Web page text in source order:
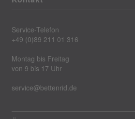
Service-Telefon
+49 (0)89 211 01 316
Montag bis Freitag
von 9 bis 17 Uhr
service@bettenrid.de